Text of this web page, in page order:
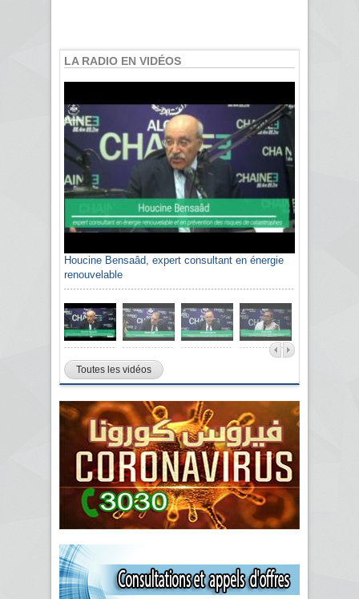
LA RADIO EN VIDÉOS
Houcine Bensaâd, expert consultant en énergie
renouvelable
Toutes les vidéos